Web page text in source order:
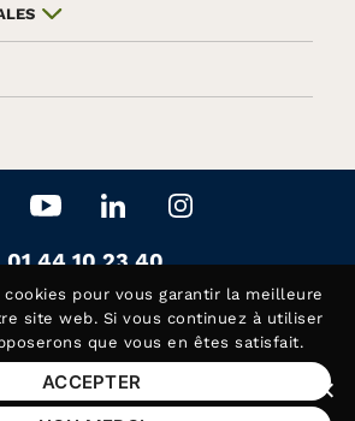
sur le réseau social
Aller sur le réseau social
Aller sur le réseau
Aller sur le
Contactez-nous au
01 44 10 23 40
de la Fédération APAJH
Contactez-nous au
01 44 10 81 50
les lundis et jeudis matin
Mentions légales
cookies pour vous garantir la meilleure
site web. Si vous continuez à utiliser
que vous en êtes satisfait.
ACCEPTER